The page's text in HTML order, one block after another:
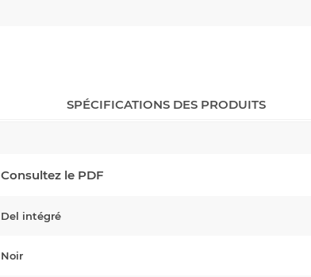
SPÉCIFICATIONS DES PRODUITS
Consultez le PDF
Del intégré
Noir